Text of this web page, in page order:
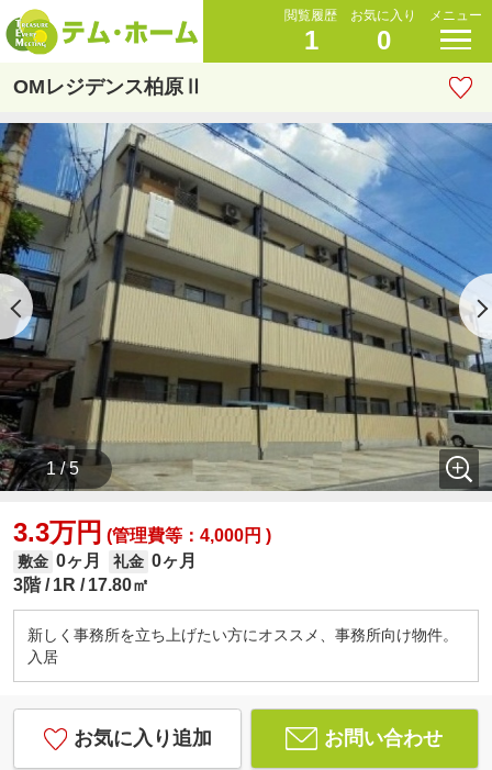
閲覧履歴
1
お気に入り
0
メニュー
OMレジデンス柏原Ⅱ
1 / 5
3.3万円 (管理費等：4,000円 )
敷金 0ヶ月 礼金 0ヶ月
3階
1R 17.80㎡
新しく事務所を立ち上げたい方にオススメ、事務所向け物件。
入居
お気に入り追加 お問い合わせ